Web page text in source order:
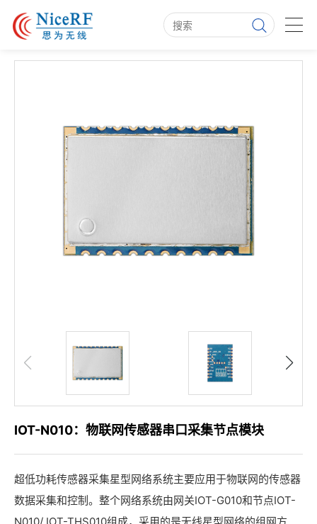
IOT-N010：物联网传感器串口采集节点模块
超低功耗传感器采集星型网络系统主要应用于物联网的传感器
数据采集和控制。整个网络系统由网关IOT-G010和节点IOT-